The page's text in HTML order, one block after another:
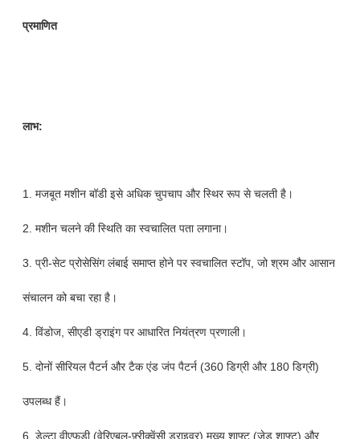
प्रमाणित
लाभ:
1. मजबूत मशीन बॉडी इसे अधिक चुपचाप और स्थिर रूप से चलती है।
2. मशीन चलने की स्थिति का स्वचालित पता लगाना।
3. प्री-सेट प्रोसेसिंग लंबाई समाप्त होने पर स्वचालित स्टॉप, जो श्रम और आसान
संचालन को बचा रहा है।
4. विंडोज, सीएडी ड्राइंग पर आधारित नियंत्रण प्रणाली।
5. दोनों सीरियल पैटर्न और टैक एंड जंप पैटर्न (360 डिग्री और 180 डिग्री)
उपलब्ध हैं।
6. डेल्टा वीएफडी (वेरिएबल-फ़्रीक्वेंसी ड्राइवर) मुख्य शाफ्ट (जेड शाफ्ट) और